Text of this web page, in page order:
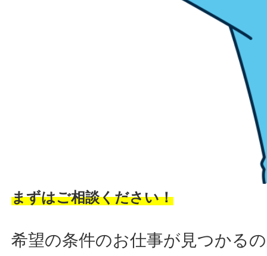
まずはご相談ください！
希望の条件のお仕事が見つかる